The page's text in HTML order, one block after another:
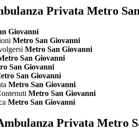
Privata Metro
Giovanni
Metro San Giovanni
Metro San Giovanni
San Giovanni
San Giovanni
San Giovanni
Metro San Giovanni
Metro San Giovanni
Metro San Giovanni
Privata Metro